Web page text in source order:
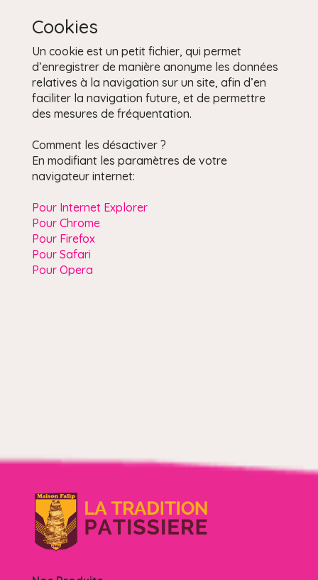
Cookies
Un cookie est un petit fichier, qui permet
d’enregistrer de manière anonyme les données
relatives à la navigation sur un site, afin d’en
faciliter la navigation future, et de permettre
des mesures de fréquentation.
Comment les désactiver ?
En modifiant les paramètres de votre
navigateur internet:
Pour Internet Explorer
Pour Chrome
Pour Firefox
Pour Safari
Pour Opera